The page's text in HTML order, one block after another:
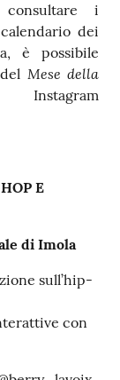
i
dei
è possibile
Mese della
E
di Imola
sull’hip-
con